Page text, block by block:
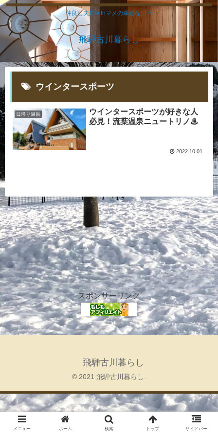
仲良し夫婦withマメの幸せな日々
飛騨古川暮らし
ウインタースポーツ
日帰り温泉
ウインタースポーツが好きな人
必見！流葉温泉ニュートリノ♨
2022.10.01
スポンサーリンク
飛騨古川暮らし
© 2021 飛騨古川暮らし.
メニュー ホーム 検索 トップ サイドバー